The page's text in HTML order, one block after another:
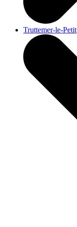
Truttemer-le-Petit